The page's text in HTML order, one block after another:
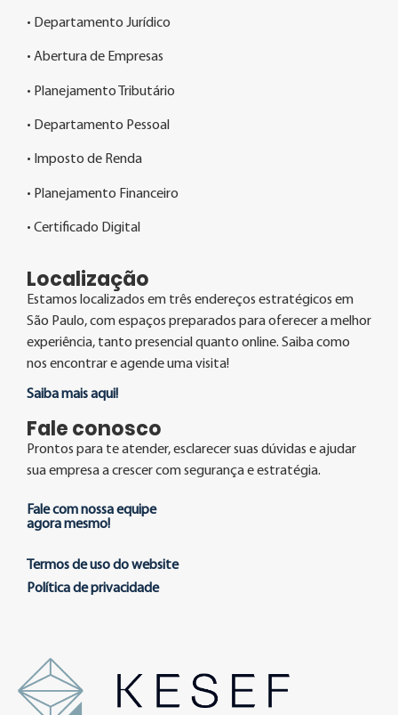
• Departamento Jurídico
• Abertura de Empresas
• Planejamento Tributário
• Departamento Pessoal
• Imposto de Renda
• Planejamento Financeiro
• Certificado Digital
Localização
Estamos localizados em três endereços estratégicos em
São Paulo, com espaços preparados para oferecer a melhor
experiência, tanto presencial quanto online. Saiba como
nos encontrar e agende uma visita!
Saiba mais aqui!
Fale conosco
Prontos para te atender, esclarecer suas dúvidas e ajudar
sua empresa a crescer com segurança e estratégia.
Fale com nossa equipe
agora mesmo!
Termos de uso do website
Política de privacidade